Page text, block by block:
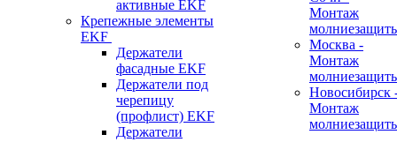
активные EKF
Крепежные элементы
EKF
Держатели
фасадные EKF
Держатели под
черепицу
(профлист) EKF
Держатели
Монтаж
Москва -
Монтаж
Новосибирск
Монтаж